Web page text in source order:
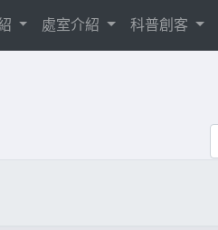
處室介紹 科普創客